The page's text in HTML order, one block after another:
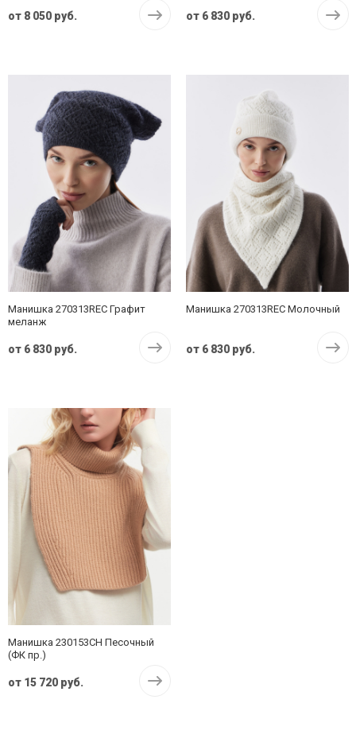
от 8 050 руб. от 6 830 руб.
Манишка 270313REC Графит
меланж
от 6 830 руб.
Манишка 270313REC Молочный
от 6 830 руб.
Манишка 230153CH Песочный
(ФК пр.)
от 15 720 руб.